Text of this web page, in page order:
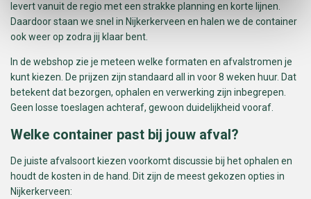
levert vanuit de regio met een strakke planning en korte lijnen.
Daardoor staan we snel in Nijkerkerveen en halen we de container
ook weer op zodra jij klaar bent.
In de webshop zie je meteen welke formaten en afvalstromen je
kunt kiezen. De prijzen zijn standaard all in voor 8 weken huur. Dat
betekent dat bezorgen, ophalen en verwerking zijn inbegrepen.
Geen losse toeslagen achteraf, gewoon duidelijkheid vooraf.
Welke container past bij jouw afval?
De juiste afvalsoort kiezen voorkomt discussie bij het ophalen en
houdt de kosten in de hand. Dit zijn de meest gekozen opties in
Nijkerkerveen: